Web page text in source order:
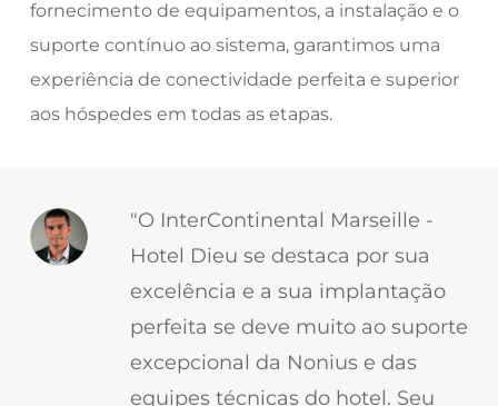
fornecimento de equipamentos, a instalação e o
suporte contínuo ao sistema, garantimos uma
experiência de conectividade perfeita e superior
aos hóspedes em todas as etapas.
"O InterContinental Marseille -
Hotel Dieu se destaca por sua
excelência e a sua implantação
perfeita se deve muito ao suporte
excepcional da Nonius e das
equipes técnicas do hotel. Seu